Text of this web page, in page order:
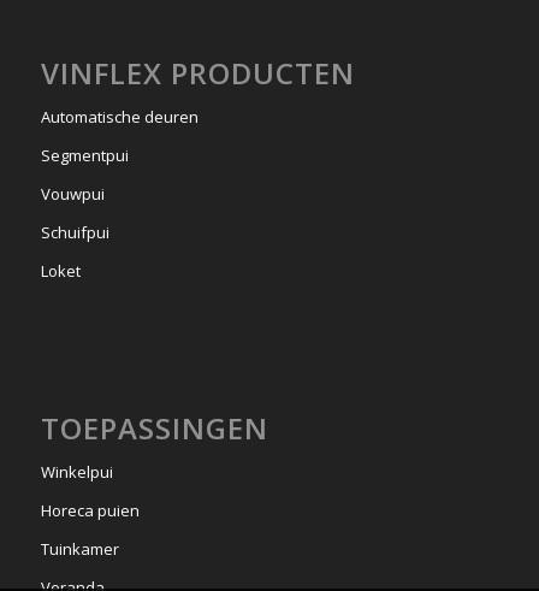
VINFLEX PRODUCTEN
Automatische deuren
Segmentpui
Vouwpui
Schuifpui
Loket
TOEPASSINGEN
Winkelpui
Horeca puien
Tuinkamer